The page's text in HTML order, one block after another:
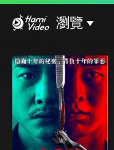
瀏覽